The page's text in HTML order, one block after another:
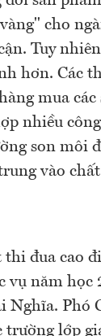
cho
Tuy
hơn. Các
mua
nhiều
son môi
vào
đua cao
vụ năm
Nghĩa. Phó
lớp